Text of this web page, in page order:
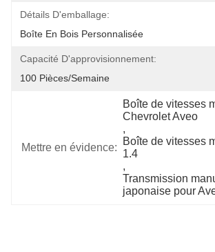
Détails D'emballage:
Boîte En Bois Personnalisée
Capacité D'approvisionnement:
100 Pièces/semaine
Mettre en évidence:
Boîte de vitesses
Chevrolet Aveo
,
Boîte de vitesses
1.4
,
Transmission
japonaise pour